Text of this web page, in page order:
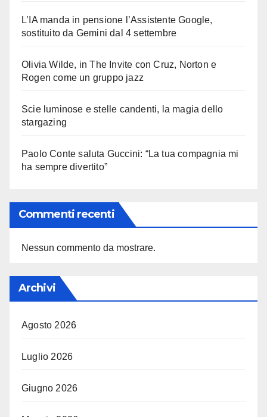
L’IA manda in pensione l’Assistente Google,
sostituito da Gemini dal 4 settembre
Olivia Wilde, in The Invite con Cruz, Norton e
Rogen come un gruppo jazz
Scie luminose e stelle candenti, la magia dello
stargazing
Paolo Conte saluta Guccini: “La tua compagnia mi
ha sempre divertito”
Commenti recenti
Nessun commento da mostrare.
Archivi
Agosto 2026
Luglio 2026
Giugno 2026